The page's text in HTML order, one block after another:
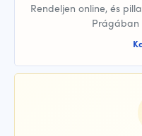
Rendeljen online, és
Prágában